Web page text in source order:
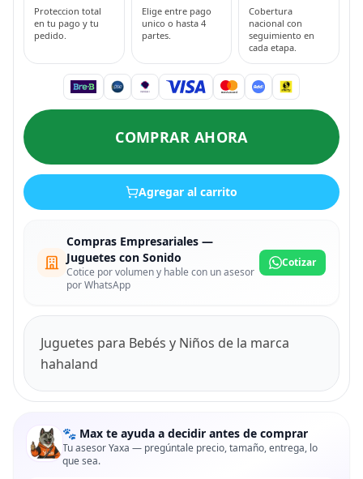
Proteccion total
en tu pago y tu
pedido.
Elige entre pago
unico o hasta 4
partes.
Cobertura
nacional con
seguimiento en
cada etapa.
COMPRAR AHORA
Agregar al carrito
Compras Empresariales —
Juguetes con Sonido
Cotice por volumen y hable con un asesor
por WhatsApp
Cotizar
Juguetes para Bebés y Niños de la marca
hahaland
🐾 Max te ayuda a decidir antes de comprar
Tu asesor Yaxa — pregúntale precio, tamaño, entrega, lo
que sea.